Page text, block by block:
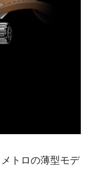
トロの薄型モデ